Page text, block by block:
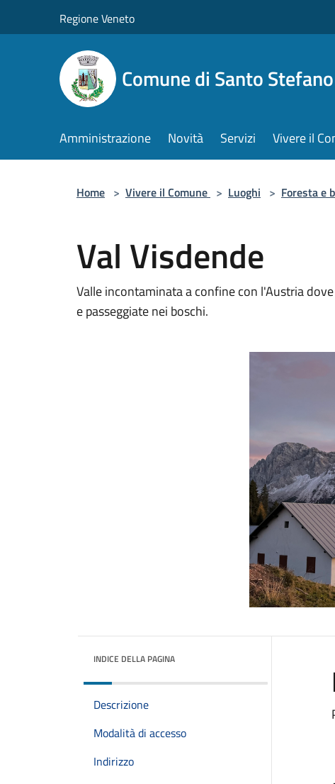
Regione Veneto
Comune di Santo
Amministrazione Novità Servizi Vivere il
Home > Vivere il Comune > Luoghi > Foresta e
Val Visdende
Valle incontaminata a confine con l'Austria
e passeggiate nei boschi.
INDICE DELLA PAGINA
Descrizione
Modalità di accesso
Indirizzo